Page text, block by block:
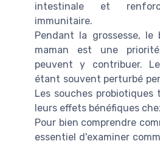
intestinale et
immunitaire.
Pendant la grossesse,
maman est une
peuvent y contribuer.
étant souvent perturbé
Les souches
leurs effets bénéfiques
Pour bien comprendre
essentiel d'examiner